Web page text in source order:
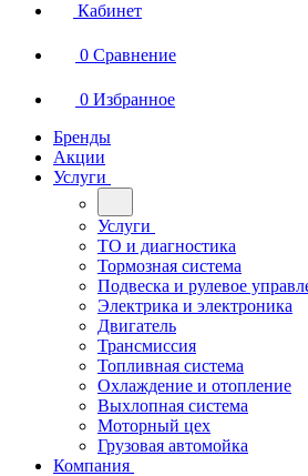
Кабинет
0 Сравнение
0 Избранное
Бренды
Акции
Услуги
Услуги
ТО и диагностика
Тормозная система
Подвеска и рулевое
Электрика и электроника
Двигатель
Трансмиссия
Топливная система
Охлаждение и отопление
Выхлопная система
Моторный цех
Грузовая автомойка
Компания